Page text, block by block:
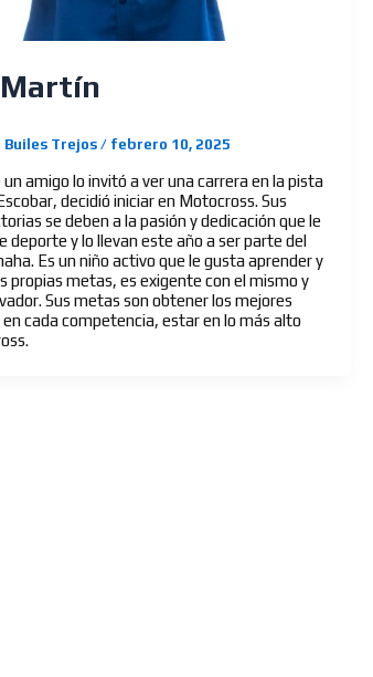
Builes Trejos/ febrero 10, 2025
un amigo lo invitó a ver una carrera en la pista
decidió iniciar en Motocross. Sus
se deben a la pasión y dedicación que le
deporte y lo llevan este año a ser parte del
Es un niño activo que le gusta aprender y
propias metas, es exigente con el mismo y
Sus metas son obtener los mejores
cada competencia, estar en lo más alto